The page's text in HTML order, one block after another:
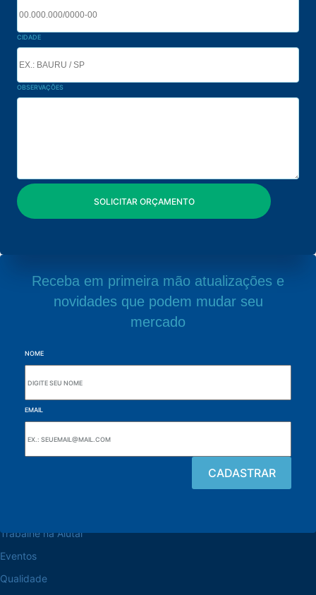
CIDADE
OBSERVAÇÕES
Receba em primeira mão atualizações e
novidades que podem mudar seu
mercado
NOME
EMAIL
Trabalhe na Alutal
Eventos
Qualidade